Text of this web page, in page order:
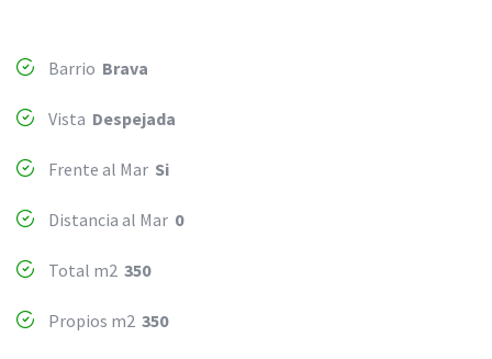
Barrio Brava
Vista Despejada
Frente al Mar Si
Distancia al Mar 0
Total m2 350
Propios m2 350